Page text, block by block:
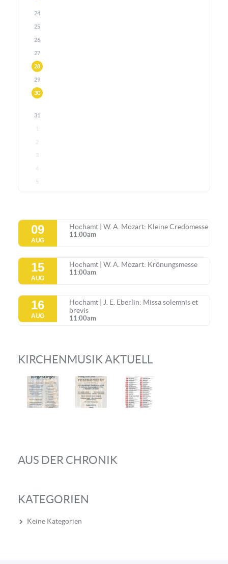
24
25
26
27
28
29
30
31
1
2
3
4
5
09
AUG
Hochamt | W. A. Mozart: Kleine Credomesse
11:00am
15
AUG
Hochamt | W. A. Mozart: Krönungsmesse
11:00am
16
AUG
Hochamt | J. E. Eberlin: Missa solemnis et
brevis
11:00am
KIRCHENMUSIK AKTUELL
AUS DER CHRONIK
KATEGORIEN
Keine Kategorien